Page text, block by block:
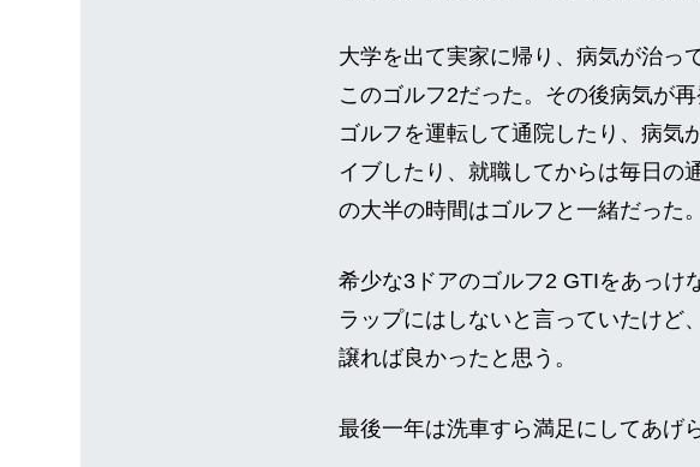
大学を出て実家に帰り、病気が治っ
このゴルフ2だった。その後病気が
ゴルフを運転して通院したり、病気
イブしたり、就職してからは毎日の
の大半の時間はゴルフと一緒だった。
希少な3ドアのゴルフ2 GTIをあっけ
ラップにはしないと言っていたけど
譲れば良かったと思う。
最後一年は洗車すら満足にしてあげ